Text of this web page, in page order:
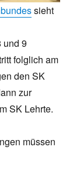
sieht
und 9
folglich am
den SK
zur
SK Lehrte.
müssen